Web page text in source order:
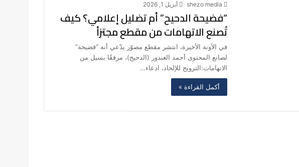
shezo media أبريل 1, 2026
“فضيحة الدحيح” أم تضليل إعلامي؟ كيف
تُصنع الاتهامات من مقطع مجتزأ
في الآونة الأخيرة، انتشر مقطع مصوّر يدّعي أنه “فضيحة”
لصانع المحتوى أحمد الغندور (الدحيح)، مرفقًا بسيل من
الاتهامات:الترويج للإلحاد، ادعاء…
أكمل القراءة »